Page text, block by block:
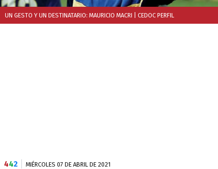
UN GESTO Y UN DESTINATARIO: MAURICIO MACRI | CEDOC PERFIL
442 MIÉRCOLES 07 DE ABRIL DE 2021